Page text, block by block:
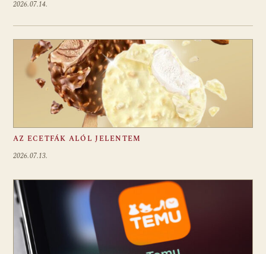
2026.07.14.
AZ ECETFÁK ALÓL JELENTEM
2026.07.13.